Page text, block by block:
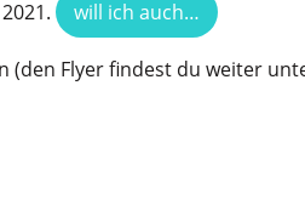
will ich auch…
(den Flyer findest du weiter